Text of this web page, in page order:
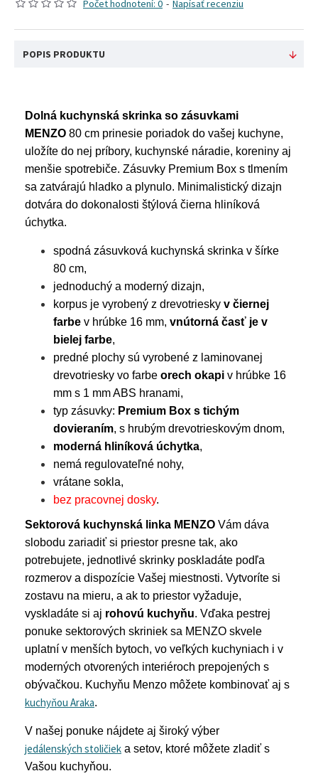
Počet hodnotení: 0 - Napísať recenziu
POPIS PRODUKTU
Dolná kuchynská skrinka so zásuvkami
MENZO 80 cm prinesie poriadok do vašej kuchyne,
uložíte do nej príbory, kuchynské náradie, koreniny aj
menšie spotrebiče. Zásuvky Premium Box s tlmením
sa zatvárajú hladko a plynulo. Minimalistický dizajn
dotvára do dokonalosti štýlová čierna hliníková
úchytka.
spodná zásuvková kuchynská skrinka v šírke
80 cm,
jednoduchý a moderný dizajn,
korpus je vyrobený z drevotriesky v čiernej
farbe v hrúbke 16 mm, vnútorná časť je v
bielej farbe,
predné plochy sú vyrobené z laminovanej
drevotriesky vo farbe orech okapi v hrúbke 16
mm s 1 mm ABS hranami,
typ zásuvky: Premium Box s tichým
dovieraním, s hrubým drevotrieskovým dnom,
moderná hliníková úchytka,
nemá regulovateľné nohy,
vrátane sokla,
bez pracovnej dosky.
Sektorová kuchynská linka MENZO Vám dáva
slobodu zariadiť si priestor presne tak, ako
potrebujete, jednotlivé skrinky poskladáte podľa
rozmerov a dispozície Vašej miestnosti. Vytvoríte si
zostavu na mieru, a ak to priestor vyžaduje,
vyskladáte si aj rohovú kuchyňu. Vďaka pestrej
ponuke sektorových skriniek sa MENZO skvele
uplatní v menších bytoch, vo veľkých kuchyniach i v
moderných otvorených interiéroch prepojených s
obývačkou. Kuchyňu Menzo môžete kombinovať aj s
kuchyňou Araka.
V našej ponuke nájdete aj široký výber
jedálenských stoličiek a setov, ktoré môžete zladiť s
Vašou kuchyňou.